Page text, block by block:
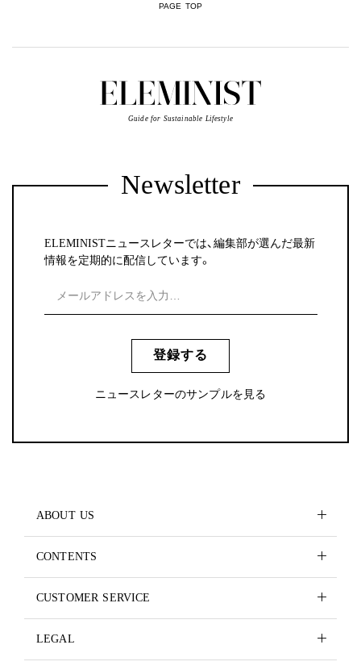
PAGE TOP
Guide for Sustainable Lifestyle
Newsletter
ELEMINISTニュースレターでは、編集部が選んだ最新
情報を定期的に配信しています。
登録する
ニュースレターのサンプルを見る
ABOUT US
CONTENTS
CUSTOMER SERVICE
LEGAL